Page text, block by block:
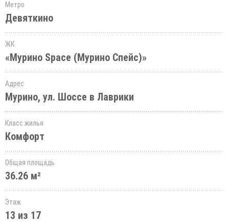
Метро
Девяткино
ЖК
«Мурино Space (Мурино Спейс)»
Адрес
Мурино, ул. Шоссе в Лаврики
Класс жилья
Комфорт
Общая площадь
36.26 м²
Этаж
13 из 17